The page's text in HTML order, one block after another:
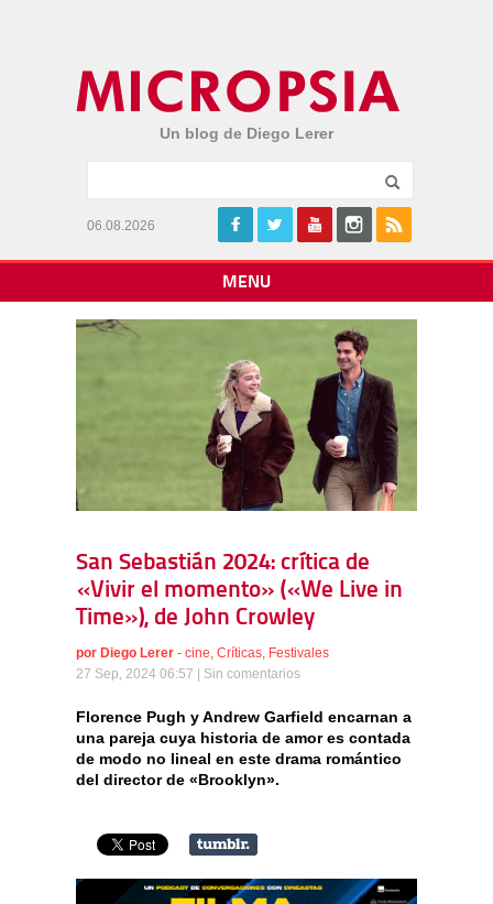
Un blog de Diego Lerer
06.08.2026
MENU
San Sebastián 2024: crítica de
«Vivir el momento» («We Live in
Time»), de John Crowley
por Diego Lerer - cine, Críticas, Festivales
27 Sep, 2024 06:57 | Sin comentarios
Florence Pugh y Andrew Garfield encarnan a
una pareja cuya historia de amor es contada
de modo no lineal en este drama romántico
del director de «Brooklyn».